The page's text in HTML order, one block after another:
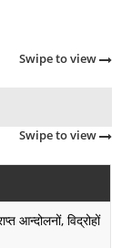
Swipe to view
Swipe to view
आन्दोलनों, विद्रोहों